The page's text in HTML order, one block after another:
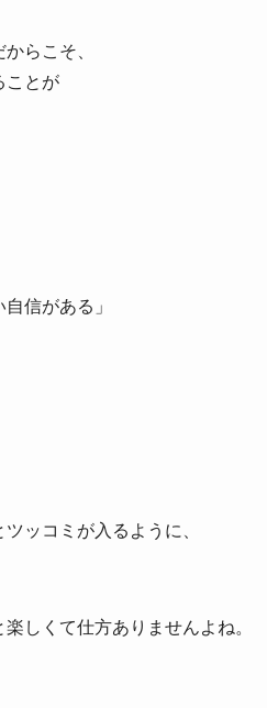
らこそ、
ことが
信がある」
ッコミが入るように、
しくて仕方ありませんよね。